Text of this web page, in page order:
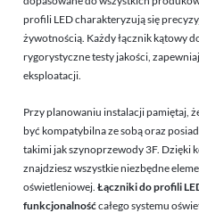
profili LED charakteryzują się
żywotnością. Każdy łącznik kątowy
rygorystyczne testy jakości,
eksploatacji.
Przy planowaniu instalacji pamiętaj,
być kompatybilna ze sobą oraz
takimi jakszynoprzewody 3F. Dzięki
znajdziesz wszystkie niezbędne
oświetleniowej. Łączniki do profili
funkcjonalnośćcałego systemu